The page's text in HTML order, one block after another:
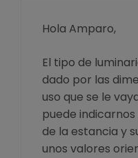
Hola Amparo,
El tipo de
dado por las
uso que se le
puede
de la estancia y
unos valores